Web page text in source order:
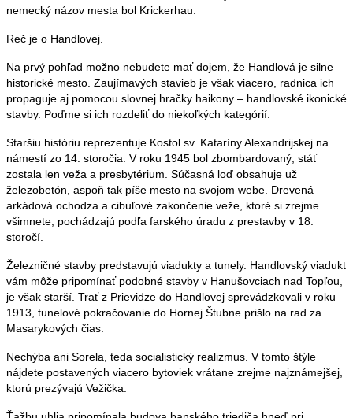
nemecký názov mesta bol Krickerhau.
Reč je o Handlovej.
Na prvý pohľad možno nebudete mať dojem, že Handlová je silne
historické mesto. Zaujímavých stavieb je však viacero, radnica ich
propaguje aj pomocou slovnej hračky haikony – handlovské ikonické
stavby. Poďme si ich rozdeliť do niekoľkých kategórií.
Staršiu históriu reprezentuje Kostol sv. Kataríny Alexandrijskej na
námestí zo 14. storočia. V roku 1945 bol zbombardovaný, stáť
zostala len veža a presbytérium. Súčasná loď obsahuje už
železobetón, aspoň tak píše mesto na svojom webe. Drevená
arkádová ochodza a cibuľové zakončenie veže, ktoré si zrejme
všimnete, pochádzajú podľa farského úradu z prestavby v 18.
storočí.
Železničné stavby predstavujú viadukty a tunely. Handlovský viadukt
vám môže pripomínať podobné stavby v Hanušovciach nad Topľou,
je však starší. Trať z Prievidze do Handlovej sprevádzkovali v roku
1913, tunelové pokračovanie do Hornej Štubne prišlo na rad za
Masarykových čias.
Nechýba ani Sorela, teda socialistický realizmus. V tomto štýle
nájdete postavených viacero bytoviek vrátane zrejme najznámejšej,
ktorú prezývajú Vežička.